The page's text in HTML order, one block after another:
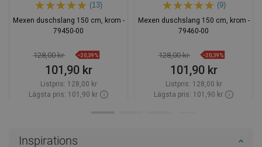
(13)
Mexen duschslang 150 cm, krom -
79450-00
128,00 kr −20,39%
101,90 kr
Listpris: 128,00 kr
Lägsta pris: 101,90 kr
(9)
Mexen duschslang 150 cm, krom -
79460-00
128,00 kr −20,39%
101,90 kr
Listpris: 128,00 kr
Lägsta pris: 101,90 kr
Inspirations